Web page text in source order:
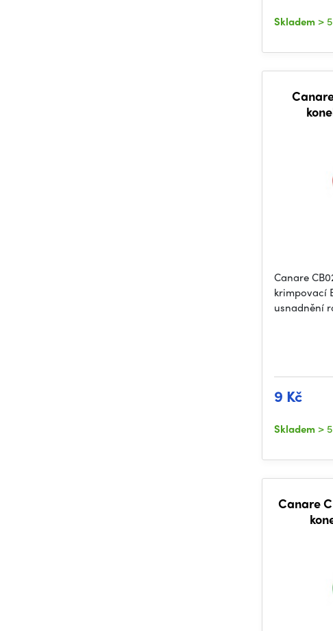
Skladem >
Canare
krimpovací
usnadnění
9 Kč
Skladem >
Canare